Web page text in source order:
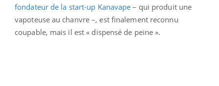
fondateur de la start-up Kanavape – qui produit une
vapoteuse au chanvre –, est finalement reconnu
coupable, mais il est « dispensé de peine ».